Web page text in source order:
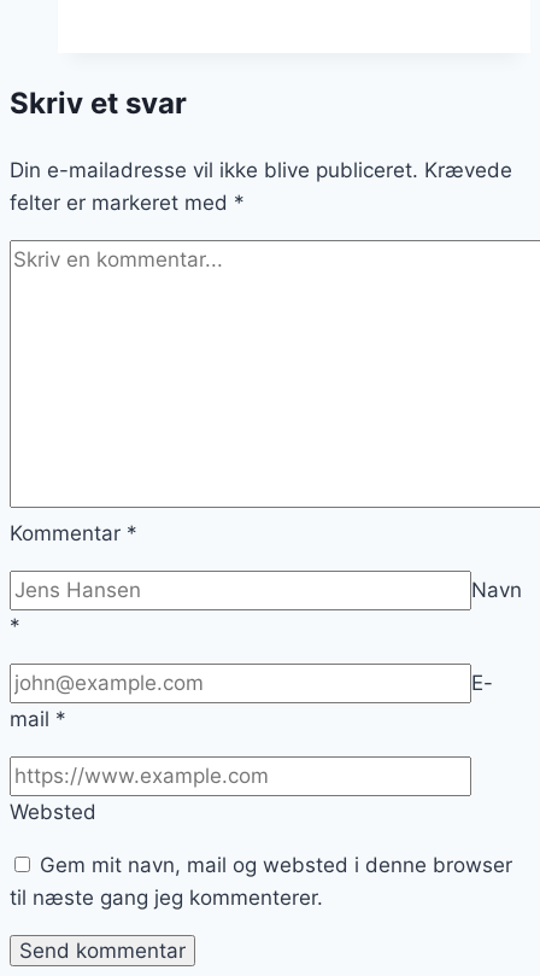
hurtig
Skriv et svar
Din e-mailadresse vil ikke blive publiceret. Krævede
felter er markeret med *
Kommentar *
Navn
*
E-
mail *
Websted
Gem mit navn, mail og websted i denne browser
til næste gang jeg kommenterer.